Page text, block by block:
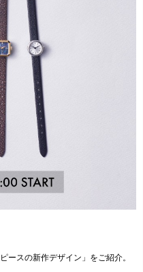
ースの新作デザイン」をご紹介。